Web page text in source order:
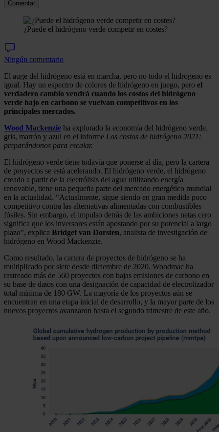
Comentar
¿Puede el hidrógeno verde competir en costes?
Ningún comentario
El auge del hidrógeno está en marcha, pero no todo el hidrógeno es
igual. Hay un espectro de colores de hidrógeno en juego, pero el
verdadero cambio vendrá cuando los costos del hidrógeno
verde bajo en carbono se vuelvan competitivos en los
principales mercados.
Wood Mackenzie ha explorado la economía del hidrógeno verde,
gris, marrón y azul en el informe Los costos de hidrógeno 2021:
preparándonos para escalar.
El hidrógeno verde tiene todavía que ponerse al día, pero la cartera
de proyectos se está acelerando. El hidrógeno verde, el hidrógeno
creado a partir de la electrólisis del agua utilizando energía
renovable, tiene una pequeña parte del mercado energético mundial
en la actualidad. “Actualmente, sigue siendo en gran medida poco
competitivo contra las alternativas alimentadas con combustibles
fósiles. Sin embargo, el impulso detrás de las ambiciones netas cero
significa que los inversores están apostando por su potencial a largo
plazo”, explica Bridget van Dorsten, analista de investigación de
hidrógeno en Wood Mackenzie.
Como resultado, la cartera de proyectos de hidrógeno se ha
multiplicado por siete desde diciembre de 2020. Woodmac ha
rastreado más de 560 proyectos con bajas emisiones de carbono en
su base de datos con una designación de capacidad de electrolizador
total mínima de 180 GW. La mayoría de los proyectos aún se
encuentran en una etapa inicial de desarrollo, y la mayor parte de los
nuevos proyectos avanzaron hasta el segundo trimestre de este año.